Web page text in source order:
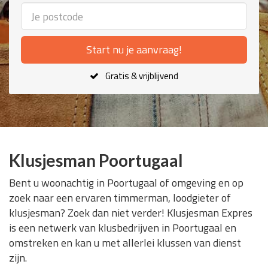
Start nu je aanvraag!
Gratis & vrijblijvend
Klusjesman Poortugaal
Bent u woonachtig in Poortugaal of omgeving en op
zoek naar een ervaren timmerman, loodgieter of
klusjesman? Zoek dan niet verder! Klusjesman Expres
is een netwerk van klusbedrijven in Poortugaal en
omstreken en kan u met allerlei klussen van dienst
zijn.